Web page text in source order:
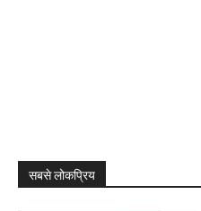
सबसे लोकप्रिय